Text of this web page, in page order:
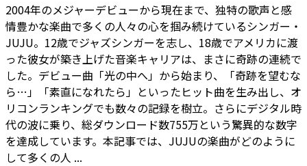
2004年のメジャーデビューから現在まで、独特の歌声と感
情豊かな楽曲で多くの人々の心を掴み続けているシンガー・
JUJU。12歳でジャズシンガーを志し、18歳でアメリカに渡
った彼女が築き上げた音楽キャリアは、まさに奇跡の連続で
した。デビュー曲「光の中へ」から始まり、「奇跡を望むな
ら…」「素直になれたら」といったヒット曲を生み出し、オ
リコンランキングでも数々の記録を樹立。さらにデジタル時
代の波に乗り、総ダウンロード数755万という驚異的な数字
を達成しています。本記事では、JUJUの楽曲がどのように
して多くの人 ...